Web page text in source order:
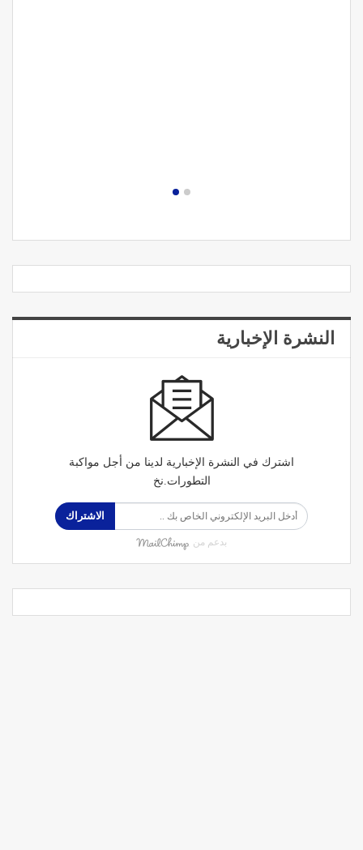
النشرة الإخبارية
اشترك في النشرة الإخبارية لدينا من أجل مواكبة
التطورات.نخ
الاشتراك
بدعم من